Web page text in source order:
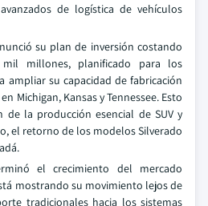
de logística de vehículos
su plan de inversión costando
millones, planificado para los
ampliar su capacidad de fabricación
Michigan, Kansas y Tennessee. Esto
de la producción esencial de SUV y
el retorno de los modelos Silverado
el crecimiento del mercado
mostrando su movimiento lejos de
tradicionales hacia los sistemas